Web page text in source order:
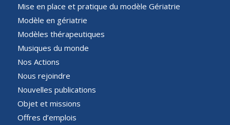
Mise en place et pratique du modèle Gériatrie
Modèle en gériatrie
Modèles thérapeutiques
Musiques du monde
Nos Actions
Nous rejoindre
Nouvelles publications
Objet et missions
Offres d’emplois